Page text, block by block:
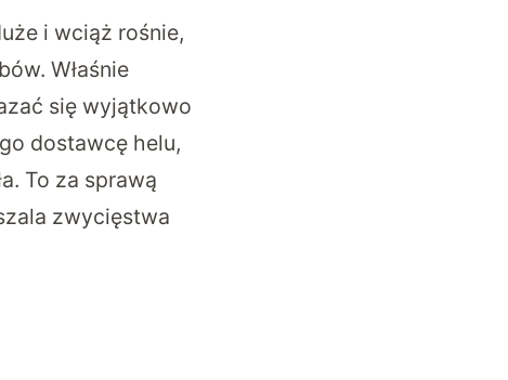
i wciąż rośnie,
Właśnie
się wyjątkowo
dostawcę helu,
To za sprawą
zwycięstwa